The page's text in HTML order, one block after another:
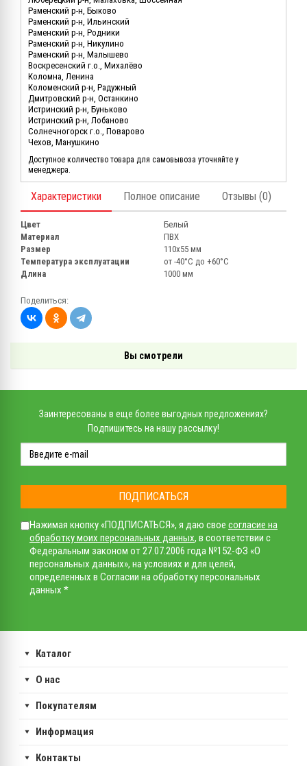
Раменский р-н, Быково
Раменский р-н, Ильинский
Раменский р-н, Родники
Раменский р-н, Никулино
Раменский р-н, Малышево
Воскресенский г.о., Михалёво
Коломна, Ленина
Коломенский р-н, Радужный
Дмитровский р-н, Останкино
Истринский р-н, Буньково
Истринский р-н, Лобаново
Солнечногорск г.о., Поварово
Чехов, Манушкино
Доступное количество товара для самовывоза уточняйте у
менеджера.
Характеристики Полное описание Отзывы (0)
Цвет
Белый
Материал
ПВХ
Размер
110х55 мм
Температура эксплуатации
от -40°С до +60°С
Длина
1000 мм
Поделиться:
Вы смотрели
Заинтересованы в еще более выгодных предложениях?
Подпишитесь на нашу рассылку!
ПОДПИСАТЬСЯ
Нажимая кнопку «ПОДПИСАТЬСЯ», я даю свое согласие на
обработку моих персональных данных, в соответствии с
Федеральным законом от 27.07.2006 года №152-ФЗ «О
персональных данных», на условиях и для целей,
определенных в Согласии на обработку персональных
данных *
Каталог
О нас
Покупателям
Информация
Контакты